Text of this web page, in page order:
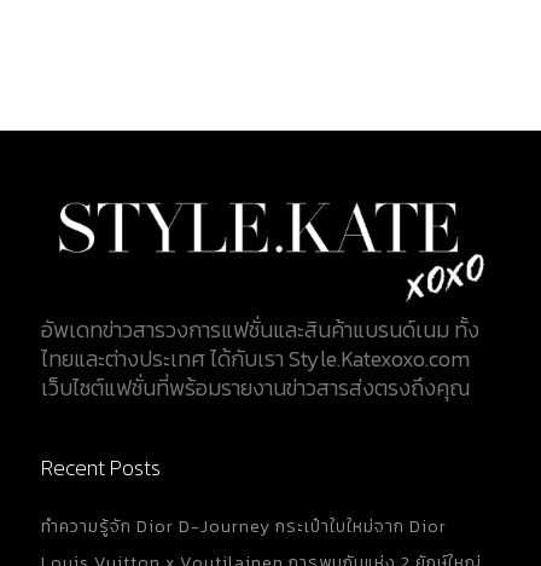
ชั้นใน ชุดสำหรับออกกำลังกาย รองเท้า แอคเซสเซอรี่
ของ Neen ศิลปินจากชิคาโก ซึ่งเสื้อผ้าส่วนใหญ่จะเป็น
สีโทนกลาง ๆ อย่างสีน้ำตาลและสีเบจ แต่ก็จะมีบางชิ้นที่
อัพเดทข่าวสารวงการแฟชั่นและสินค้าแบรนด์เนม ทั้ง
ไทยและต่างประเทศ ได้กับเรา Style.Katexoxo.com
เว็บไซต์แฟชั่นที่พร้อมรายงานข่าวสารส่งตรงถึงคุณ
Recent Posts
ทำความรู้จัก Dior D-Journey กระเป๋าใบใหม่จาก Dior